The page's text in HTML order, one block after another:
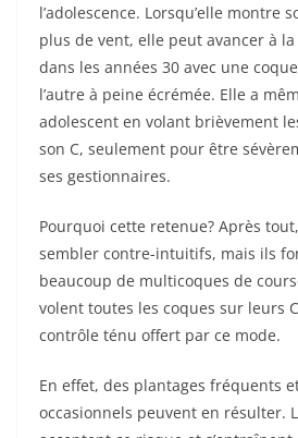
l’adolescence. Lorsqu’elle montre
plus de vent, elle peut avancer à
dans les années 30 avec une
l’autre à peine écrémée. Elle a
adolescent en volant brièvement
son C, seulement pour être
ses gestionnaires.
Pourquoi cette retenue? Après
sembler contre-intuitifs, mais ils
beaucoup de multicoques de
volent toutes les coques sur leurs
contrôle ténu offert par ce mode.
En effet, des plantages fréquents
occasionnels peuvent en résulter.